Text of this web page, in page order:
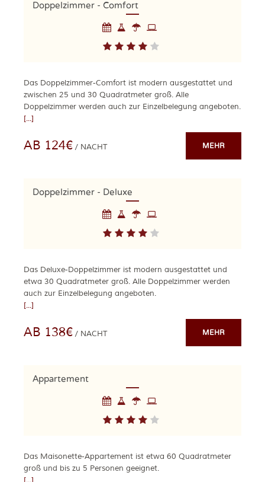
Doppelzimmer - Comfort
Das Doppelzimmer-Comfort ist modern ausgestattet und
zwischen 25 und 30 Quadratmeter groß. Alle
Doppelzimmer werden auch zur Einzelbelegung angeboten.
[...]
AB 124€ / NACHT MEHR
Doppelzimmer - Deluxe
Das Deluxe-Doppelzimmer ist modern ausgestattet und
etwa 30 Quadratmeter groß. Alle Doppelzimmer werden
auch zur Einzelbelegung angeboten.
[...]
AB 138€ / NACHT MEHR
Appartement
Das Maisonette-Appartement ist etwa 60 Quadratmeter
groß und bis zu 5 Personen geeignet.
[...]